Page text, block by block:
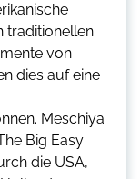
traditionellen
von
dies auf eine
Meschiya
Big Easy
die USA,